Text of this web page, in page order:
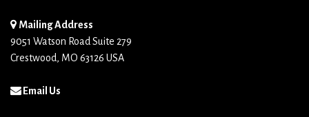
Mailing Address
9051 Watson Road Suite 279
Crestwood, MO 63126 USA
Email Us